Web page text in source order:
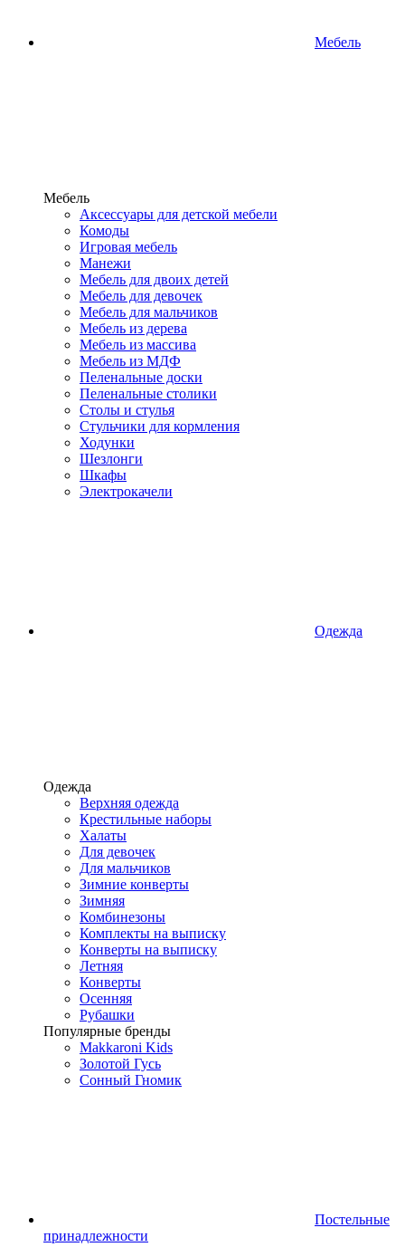
Мебель
Мебель
Аксессуары для детской мебели
Комоды
Игровая мебель
Манежи
Мебель для двоих детей
Мебель для девочек
Мебель для мальчиков
Мебель из дерева
Мебель из массива
Мебель из МДФ
Пеленальные доски
Пеленальные столики
Столы и стулья
Стульчики для кормления
Ходунки
Шезлонги
Шкафы
Электрокачели
Одежда
Одежда
Верхняя одежда
Крестильные наборы
Халаты
Для девочек
Для мальчиков
Зимние конверты
Зимняя
Комбинезоны
Комплекты на выписку
Конверты на выписку
Летняя
Конверты
Осенняя
Рубашки
Популярные бренды
Makkaroni Kids
Золотой Гусь
Сонный Гномик
Постельные
принадлежности